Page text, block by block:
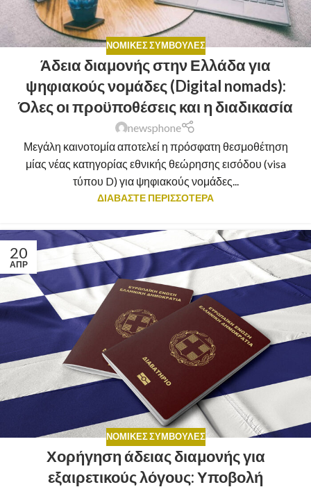
ΝΟΜΙΚΈΣ ΣΥΜΒΟΥΛΈΣ
Άδεια διαμονής στην Ελλάδα για
ψηφιακούς νομάδες (Digital nomads):
Όλες οι προϋποθέσεις και η διαδικασία
newsphone
Μεγάλη καινοτομία αποτελεί η πρόσφατη θεσμοθέτηση
μίας νέας κατηγορίας εθνικής θεώρησης εισόδου (visa
τύπου D) για ψηφιακούς νομάδες...
ΔΙΑΒΑΣΤΕ ΠΕΡΙΣΣΟΤΕΡΑ
20
ΑΠΡ
ΝΟΜΙΚΈΣ ΣΥΜΒΟΥΛΈΣ
Χορήγηση άδειας διαμονής για
εξαιρετικούς λόγους: Υποβολή